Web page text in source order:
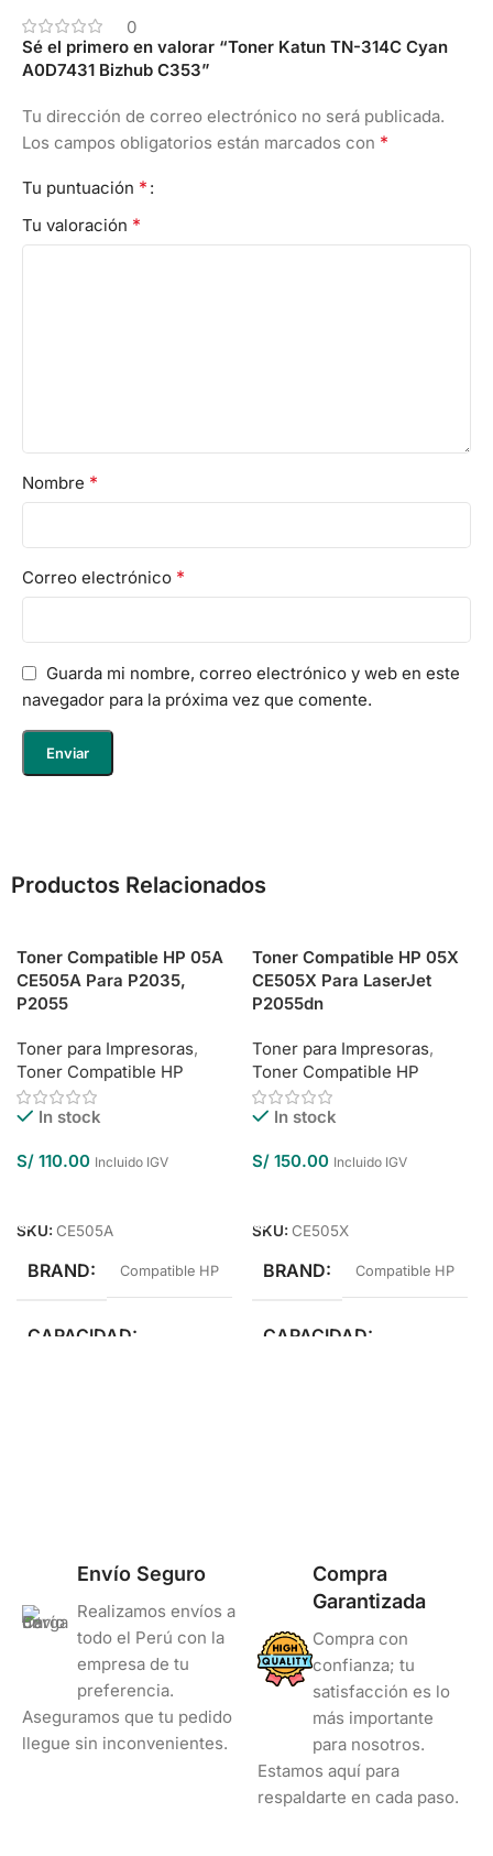
0
Sé el primero en valorar “Toner Katun TN-314C Cyan
A0D7431 Bizhub C353”
Tu dirección de correo electrónico no será publicada.
Los campos obligatorios están marcados con *
Tu puntuación *
Tu valoración *
Nombre *
Correo electrónico *
Guarda mi nombre, correo electrónico y web en este
navegador para la próxima vez que comente.
Productos Relacionados
Toner Compatible HP 05A
CE505A Para P2035,
P2055
Toner para Impresoras,
Toner Compatible HP
In stock
S/ 110.00 Incluido IGV
SKU: CE505A
BRAND Compatible HP
CAPACIDAD
Toner Compatible HP 05X
CE505X Para LaserJet
P2055dn
Toner para Impresoras,
Toner Compatible HP
In stock
S/ 150.00 Incluido IGV
SKU: CE505X
BRAND Compatible HP
CAPACIDAD
Envío Seguro
Realizamos envíos a
todo el Perú con la
empresa de tu
preferencia.
Aseguramos que tu pedido
llegue sin inconvenientes.
Compra
Garantizada
Compra con
confianza; tu
satisfacción es lo
más importante
para nosotros.
Estamos aquí para
respaldarte en cada paso.